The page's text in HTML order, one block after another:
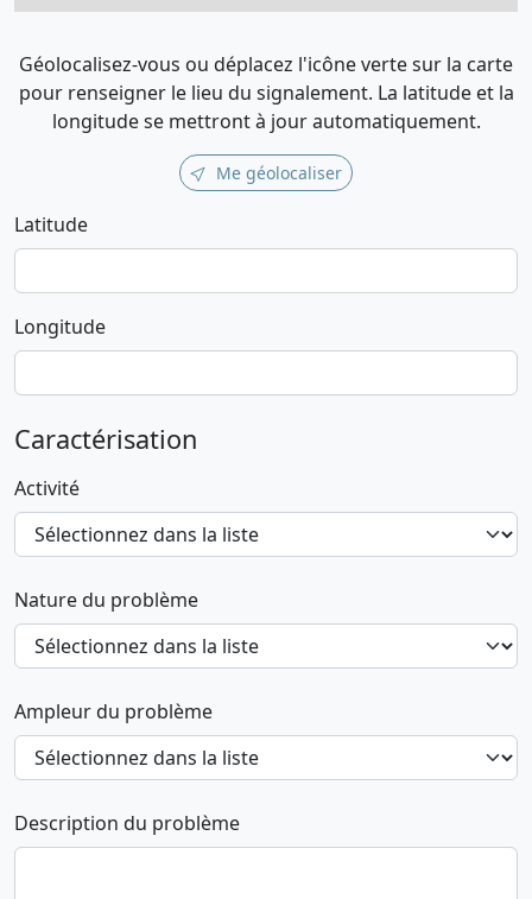
Géolocalisez-vous ou déplacez l'icône verte sur la carte
pour renseigner le lieu du signalement. La latitude et la
longitude se mettront à jour automatiquement.
Me géolocaliser
Latitude
Longitude
Caractérisation
Activité
Nature du problème
Ampleur du problème
Description du problème